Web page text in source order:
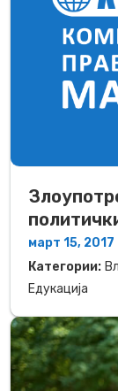
март 15, 2017
Категории:
Едукација